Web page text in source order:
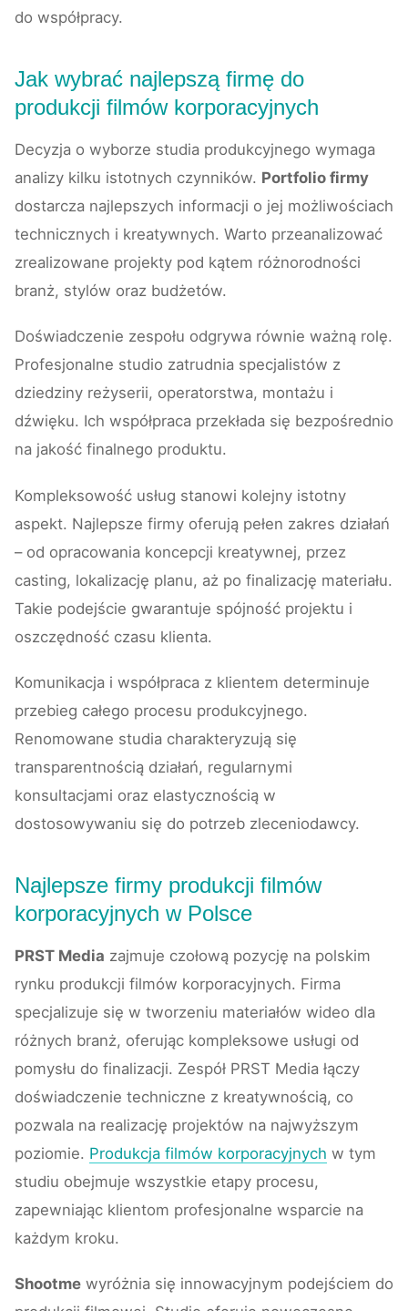
do współpracy.
Jak wybrać najlepszą firmę do
produkcji filmów korporacyjnych
Decyzja o wyborze studia produkcyjnego wymaga
analizy kilku istotnych czynników. Portfolio firmy
dostarcza najlepszych informacji o jej możliwościach
technicznych i kreatywnych. Warto przeanalizować
zrealizowane projekty pod kątem różnorodności
branż, stylów oraz budżetów.
Doświadczenie zespołu odgrywa równie ważną rolę.
Profesjonalne studio zatrudnia specjalistów z
dziedziny reżyserii, operatorstwa, montażu i
dźwięku. Ich współpraca przekłada się bezpośrednio
na jakość finalnego produktu.
Kompleksowość usług stanowi kolejny istotny
aspekt. Najlepsze firmy oferują pełen zakres działań
– od opracowania koncepcji kreatywnej, przez
casting, lokalizację planu, aż po finalizację materiału.
Takie podejście gwarantuje spójność projektu i
oszczędność czasu klienta.
Komunikacja i współpraca z klientem determinuje
przebieg całego procesu produkcyjnego.
Renomowane studia charakteryzują się
transparentnością działań, regularnymi
konsultacjami oraz elastycznością w
dostosowywaniu się do potrzeb zleceniodawcy.
Najlepsze firmy produkcji filmów
korporacyjnych w Polsce
PRST Media zajmuje czołową pozycję na polskim
rynku produkcji filmów korporacyjnych. Firma
specjalizuje się w tworzeniu materiałów wideo dla
różnych branż, oferując kompleksowe usługi od
pomysłu do finalizacji. Zespół PRST Media łączy
doświadczenie techniczne z kreatywnością, co
pozwala na realizację projektów na najwyższym
poziomie. Produkcja filmów korporacyjnych w tym
studiu obejmuje wszystkie etapy procesu,
zapewniając klientom profesjonalne wsparcie na
każdym kroku.
Shootme wyróżnia się innowacyjnym podejściem do